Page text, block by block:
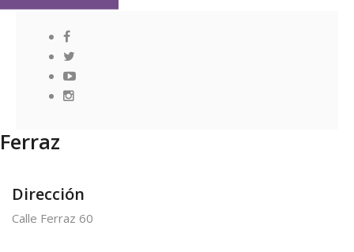
Ferraz
Dirección
Calle Ferraz 60